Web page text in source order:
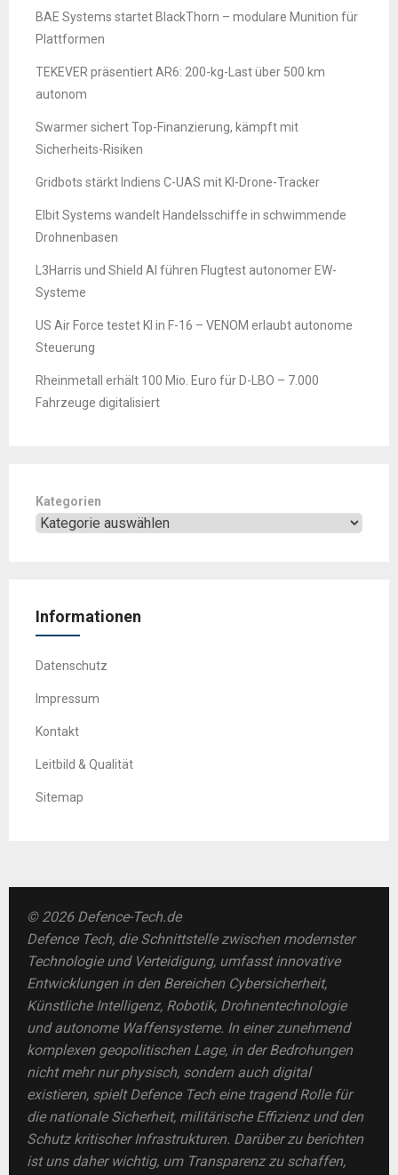
BAE Systems startet BlackThorn – modulare Munition für
Plattformen
TEKEVER präsentiert AR6: 200-kg-Last über 500 km
autonom
Swarmer sichert Top-Finanzierung, kämpft mit
Sicherheits-Risiken
Gridbots stärkt Indiens C-UAS mit KI-Drone-Tracker
Elbit Systems wandelt Handelsschiffe in schwimmende
Drohnenbasen
L3Harris und Shield AI führen Flugtest autonomer EW-
Systeme
US Air Force testet KI in F-16 – VENOM erlaubt autonome
Steuerung
Rheinmetall erhält 100 Mio. Euro für D-LBO – 7.000
Fahrzeuge digitalisiert
Kategorien
Informationen
Datenschutz
Impressum
Kontakt
Leitbild & Qualität
Sitemap
© 2026 Defence-Tech.de
Defence Tech, die Schnittstelle zwischen modernster
Technologie und Verteidigung, umfasst innovative
Entwicklungen in den Bereichen Cybersicherheit,
Künstliche Intelligenz, Robotik, Drohnentechnologie
und autonome Waffensysteme. In einer zunehmend
komplexen geopolitischen Lage, in der Bedrohungen
nicht mehr nur physisch, sondern auch digital
existieren, spielt Defence Tech eine tragend Rolle für
die nationale Sicherheit, militärische Effizienz und den
Schutz kritischer Infrastrukturen. Darüber zu berichten
ist uns daher wichtig, um Transparenz zu schaffen,